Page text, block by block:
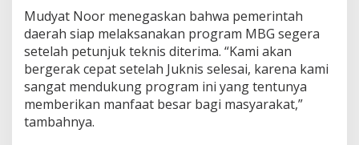
Mudyat Noor menegaskan bahwa pemerintah
daerah siap melaksanakan program MBG segera
setelah petunjuk teknis diterima. “Kami akan
bergerak cepat setelah Juknis selesai, karena kami
sangat mendukung program ini yang tentunya
memberikan manfaat besar bagi masyarakat,”
tambahnya.